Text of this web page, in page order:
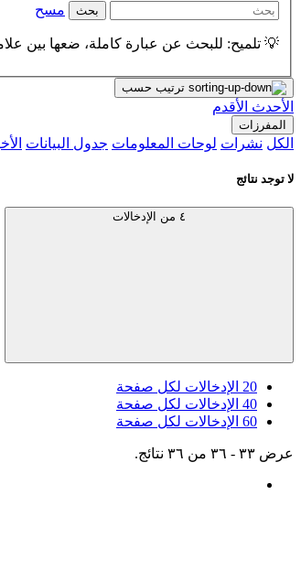
بحث مسح
💡 تلميح: للبحث عن عبارة كاملة، ضعها بين
ترتيب حسب
الأحدث الأقدم
المفرزات
الكل نشرات لوحات المعلومات جدول البيانات
لا توجد نتائج
٤ من الإدخالات
20 الإدخالات لكل صفحة
40 الإدخالات لكل صفحة
60 الإدخالات لكل صفحة
عرض ٣٣ - ٣٦ من ٣٦ نتائج.